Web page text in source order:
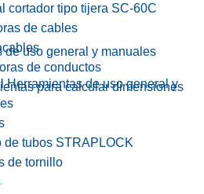
cortador tipo tijera SC-60C
de cables
de conductos
para calcular dimensiones
de uso general y manuales
Herramientas de uso general y
de tubos STRAPLOCK
de tornillo